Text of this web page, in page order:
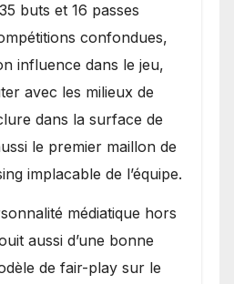
buts et 16 passes
confondues,
influence dans le jeu,
avec les milieux de
dans la surface de
le premier maillon de
implacable de l’équipe.
médiatique hors
aussi d’une bonne
de fair-play sur le